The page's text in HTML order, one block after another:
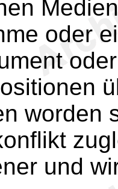
oder
worden
und